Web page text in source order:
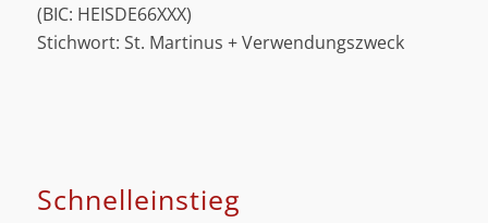
(BIC: HEISDE66XXX)
Stichwort: St. Martinus + Verwendungszweck
Schnell­einstieg